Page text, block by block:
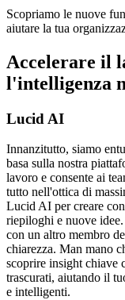
Scopriamo le nuove
aiutare la tua
Accelerare il
l'intelligenza
Lucid AI
Innanzitutto, siamo
basa sulla nostra
lavoro e consente ai
tutto nell'ottica di
Lucid AI per creare
riepiloghi e nuove
con un altro membro
chiarezza. Man mano
scoprire insight chiave
trascurati, aiutando il
e intelligenti.